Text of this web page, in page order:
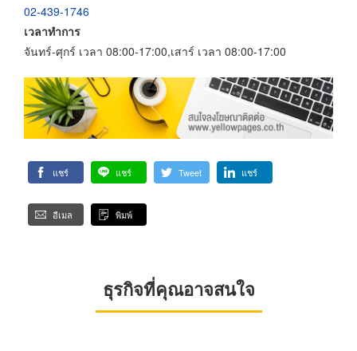
02-439-1746
เวลาทำการ
จันทร์-ศุกร์ เวลา 08:00-17:00,เสาร์ เวลา 08:00-17:00
แชร์ แชร์ Tweet แชร์
อีเมล พิมพ์
ธุรกิจที่คุณอาจสนใจ